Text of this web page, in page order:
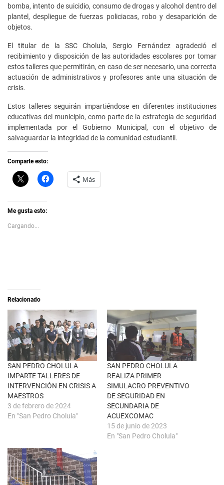
bomba, intento de suicidio, consumo de drogas y alcohol dentro del
plantel, despliegue de fuerzas policiacas, robo y desaparición de
objetos.
El titular de la SSC Cholula, Sergio Fernández agradeció el
recibimiento y disposición de las autoridades escolares por tomar
estos talleres que permitirán, en caso de ser necesario, una correcta
actuación de administrativos y profesores ante una situación de
crisis.
Estos talleres seguirán impartiéndose en diferentes instituciones
educativas del municipio, como parte de la estrategia de seguridad
implementada por el Gobierno Municipal, con el objetivo de
salvaguardar la integridad de la comunidad estudiantil.
Comparte esto:
C
l
k
t
s
h
e
b
r
e
e
n
u
n
a
v
e
n
t
a
n
a
n
u
v
H
a
e
n
F
a
c
e
b
o
o
k
(
S
e
r
e
e
v
e
n
t
a
Más
Me gusta esto:
Cargando...
Relacionado
SAN PEDRO CHOLULA
IMPARTE TALLERES DE
INTERVENCIÓN EN CRISIS A
MAESTROS
3 de febrero de 2024
En "San Pedro Cholula"
SAN PEDRO CHOLULA
REALIZA PRIMER
SIMULACRO PREVENTIVO
DE SEGURIDAD EN
SECUNDARIA DE
ACUEXCOMAC
15 de junio de 2023
En "San Pedro Cholula"